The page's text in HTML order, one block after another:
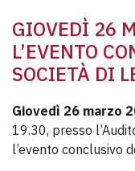
GIOVEDÌ 26
L’EVENTO
SOCIETÀ DI
Giovedì 26 marzo
19.30, presso
l’evento conclusivo